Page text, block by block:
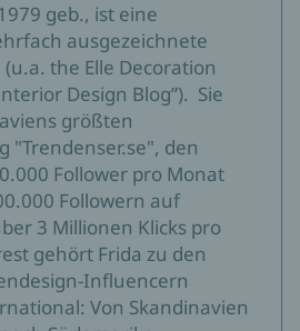
geb., ist eine
ausgezeichnete
the Elle Decoration
Design Blog”). Sie
größten
"Trendenser.se", den
Follower pro Monat
Followern auf
3 Millionen Klicks pro
gehört Frida zu den
Influencern
Von Skandinavien